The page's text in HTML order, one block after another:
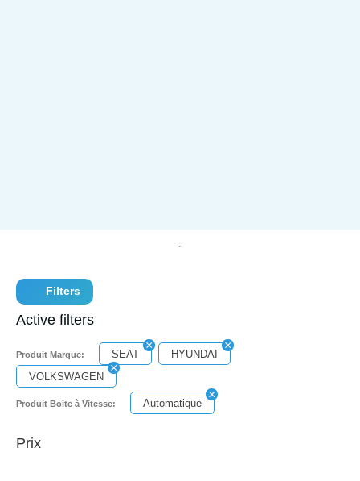
Filters
Active filters
Produit Marque: SEAT
HYUNDAI
VOLKSWAGEN
Produit Boite à Vitesse: Automatique
Prix